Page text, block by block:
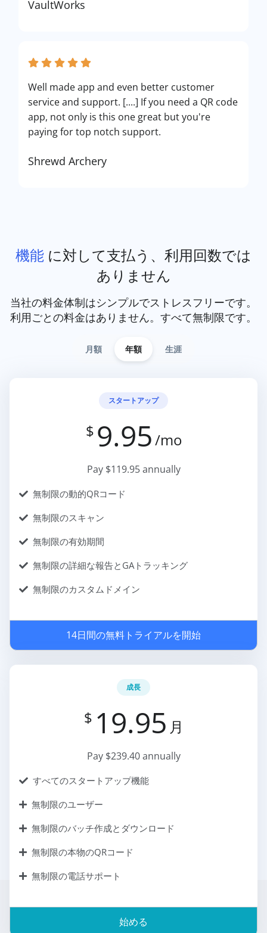
VaultWorks
Well made app and even better customer
service and support. [....] If you need a QR code
app, not only is this one great but you're
paying for top notch support.
Shrewd Archery
機能 に対して支払う、利用回数では
ありません
当社の料金体制はシンプルでストレスフリーです。
利用ごとの料金はありません。すべて無制限です。
月額 年額 生涯
スタートアップ
$ 9.95/mo
Pay $119.95 annually
無制限の動的QRコード
無制限のスキャン
無制限の有効期間
無制限の詳細な報告とGAトラッキング
無制限のカスタムドメイン
14日間の無料トライアルを開始
成長
$ 19.95 月
Pay $239.40 annually
すべてのスタートアップ機能
無制限のユーザー
無制限のバッチ作成とダウンロード
無制限の本物のQRコード
無制限の電話サポート
始める